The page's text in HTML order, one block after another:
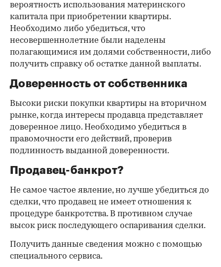
вероятность использования материнского
капитала при приобретении квартиры.
Необходимо либо убедиться, что
несовершеннолетние были наделены
полагающимися им долями собственности, либо
получить справку об остатке данной выплаты.
Доверенность от собственника
Высоки риски покупки квартиры на вторичном
рынке, когда интересы продавца представляет
доверенное лицо. Необходимо убедиться в
правомочности его действий, проверив
подлинность выданной доверенности.
Продавец-банкрот?
Не самое частое явление, но лучше убедиться до
сделки, что продавец не имеет отношения к
процедуре банкротства. В противном случае
высок риск последующего оспаривания сделки.
Получить данные сведения можно с помощью
специального сервиса.